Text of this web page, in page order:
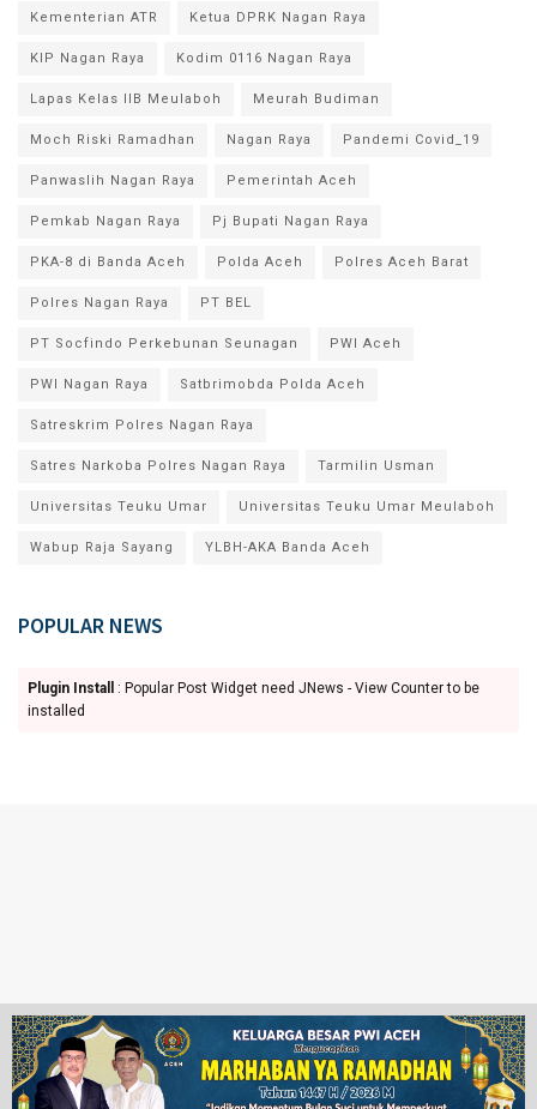
Kementerian ATR Ketua DPRK Nagan Raya
KIP Nagan Raya Kodim 0116 Nagan Raya
Lapas Kelas IIB Meulaboh Meurah Budiman
Moch Riski Ramadhan Nagan Raya Pandemi Covid_19
Panwaslih Nagan Raya Pemerintah Aceh
Pemkab Nagan Raya Pj Bupati Nagan Raya
PKA-8 di Banda Aceh Polda Aceh Polres Aceh Barat
Polres Nagan Raya PT BEL
PT Socfindo Perkebunan Seunagan PWI Aceh
PWI Nagan Raya Satbrimobda Polda Aceh
Satreskrim Polres Nagan Raya
Satres Narkoba Polres Nagan Raya Tarmilin Usman
Universitas Teuku Umar Universitas Teuku Umar Meulaboh
Wabup Raja Sayang YLBH-AKA Banda Aceh
POPULAR NEWS
Plugin Install
: Popular Post Widget need JNews - View Counter to be
installed
Ketentuan Penggunaan Redaksi